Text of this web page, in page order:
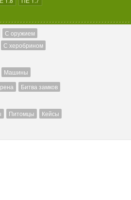
С оружием
С херобрином
Машины
Битва замков
Питомцы
Кейсы